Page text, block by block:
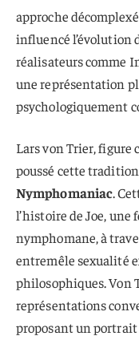
approche
influencé l’évolution
réalisateurs comme
une représentation
psychologiquement
Lars von Trier, figure
poussé cette
Nymphomaniac.
l’histoire de Joe,
nymphomane, à
entremêle sexualité
philosophiques. Von
représentations
proposant un portrait